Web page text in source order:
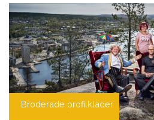
Broderade profilkläder